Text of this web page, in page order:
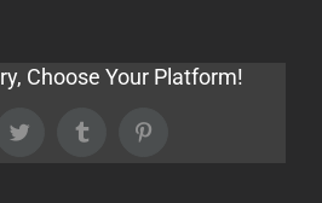
Choose Your Platform!
Twitter Tumblr